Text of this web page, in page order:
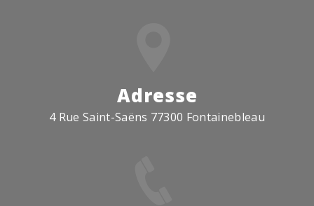
Adresse
4 Rue Saint-Saëns 77300 Fontainebleau